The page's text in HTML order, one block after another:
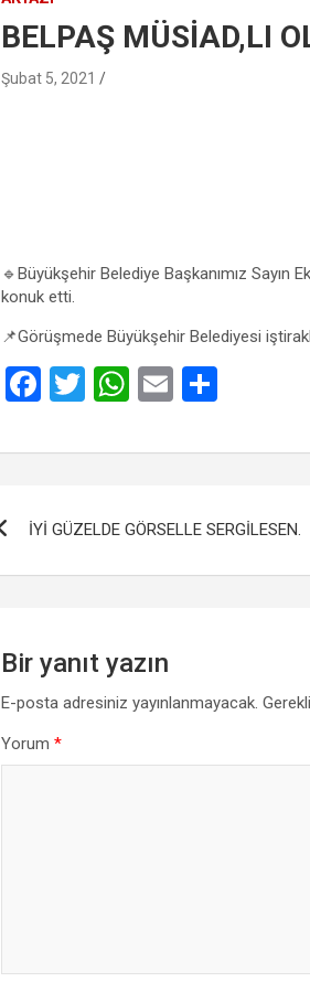
BELPAŞ MÜSİAD,LI
Şubat 5, 2021
🔹Büyükşehir Belediye Başkanımız
konuk etti.
📌Görüşmede Büyükşehir Belediyesi
F
ce
o
T
tt
W
at
A
E
ail ar
İYİ GÜZELDE GÖRSELLE SERGİLESEN.
Bir yanıt yazın
E-posta adresiniz yayınlanmayacak.
Yorum*